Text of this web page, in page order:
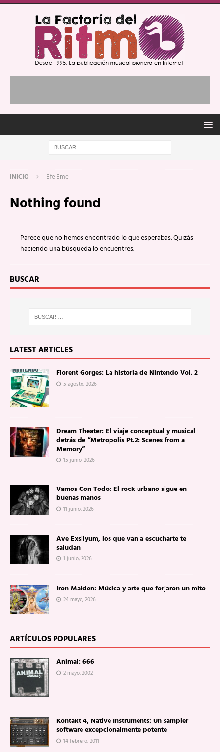
INICIO Efe Eme
Nothing found
Parece que no hemos encontrado lo que esperabas. Quizás
haciendo una búsqueda lo encuentres.
BUSCAR
LATEST ARTICLES
Florent Gorges: La historia de Nintendo Vol. 2
5 agosto, 2026
Dream Theater: El viaje conceptual y musical
detrás de “Metropolis Pt.2: Scenes from a
Memory”
15 junio, 2026
Vamos Con Todo: El rock urbano sigue en
buenas manos
11 junio, 2026
Ave Exsilyum, los que van a escucharte te
saludan
1 junio, 2026
Iron Maiden: Música y arte que forjaron un mito
24 mayo, 2026
ARTÍCULOS POPULARES
Animal: 666
2 mayo, 2002
Kontakt 4, Native Instruments: Un sampler
software excepcionalmente potente
14 febrero, 2011